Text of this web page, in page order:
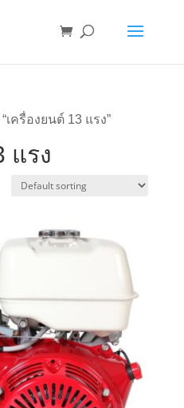
เครื่องยนต์ 13 แรง”
แรง